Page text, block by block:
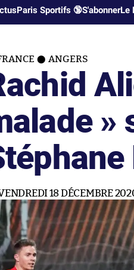
Paris Sportifs 🔞S'abonnerLe
ANGERS
»
18 DÉCEMBRE